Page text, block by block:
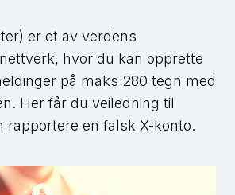
er et av verdens
hvor du kan opprette
på maks 280 tegn med
Her får du veiledning til
rapportere en falsk X-konto.